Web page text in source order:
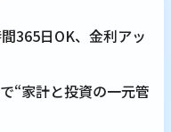
365日OK、金利アッ
“家計と投資の一元管